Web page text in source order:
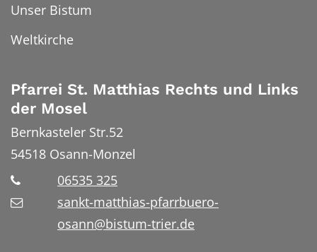
Unser Bistum
Weltkirche
Pfarrei St. Matthias Rechts und Links
der Mosel
Bernkasteler Str.52
54518 Osann-Monzel
06535 325
sankt-matthias-pfarrbuero-
osann@bistum-trier.de